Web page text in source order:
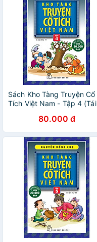
Sách Kho Tàng Truyện Cổ
Tích Việt Nam - Tập 4 (Tái
80.000 đ